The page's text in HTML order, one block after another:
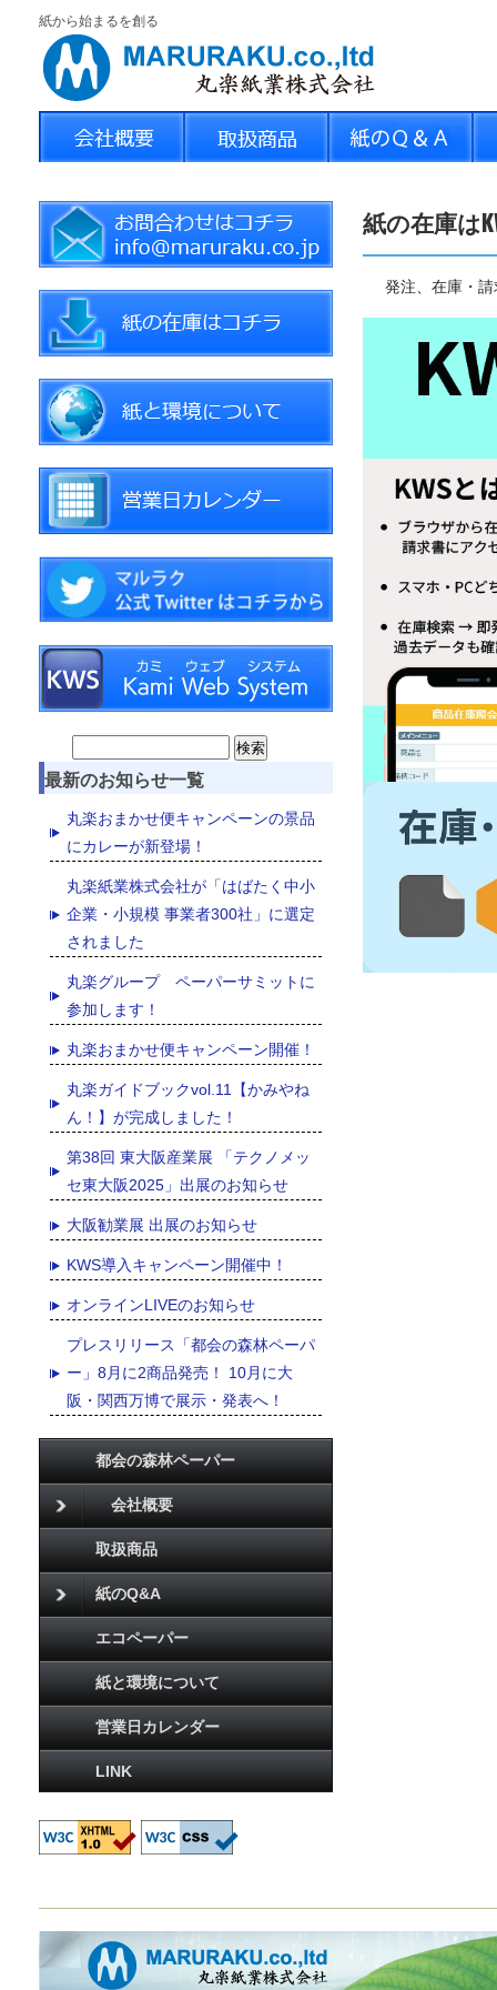
紙から始まるを創る
紙の在庫は
発注、在庫・
for:
最新のお知らせ一覧
丸楽おまかせ便キャンペーンの景品
にカレーが新登場！
丸楽紙業株式会社が「はばたく中小
企業・小規模 事業者300社」に選定
されました
丸楽グループ ペーパーサミットに
参加します！
丸楽おまかせ便キャンペーン開催！
丸楽ガイドブックvol.11【かみやね
ん！】が完成しました！
第38回 東大阪産業展 「テクノメッ
セ東大阪2025」出展のお知らせ
大阪勧業展 出展のお知らせ
KWS導入キャンペーン開催中！
オンラインLIVEのお知らせ
プレスリリース「都会の森林ペーパ
ー」8月に2商品発売！ 10月に大
阪・関西万博で展示・発表へ！
都会の森林ペーパー
会社概要
取扱商品
紙のQ&A
エコペーパー
紙と環境について
営業日カレンダー
LINK